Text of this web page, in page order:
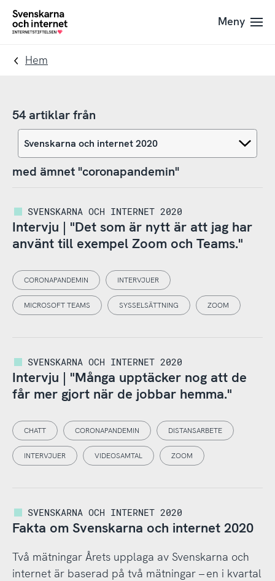
Till
navigation
Till
innehåll
To
Meny
Hem
54 artiklar från
med ämnet "coronapandemin"
SVENSKARNA OCH INTERNET 2020
Intervju | "Det som är nytt är att jag har
använt till exempel Zoom och Teams."
CORONAPANDEMIN INTERVJUER
MICROSOFT TEAMS SYSSELSÄTTNING ZOOM
SVENSKARNA OCH INTERNET 2020
Intervju | "Många upptäcker nog att de
får mer gjort när de jobbar hemma."
CHATT CORONAPANDEMIN DISTANSARBETE
INTERVJUER VIDEOSAMTAL ZOOM
SVENSKARNA OCH INTERNET 2020
Fakta om Svenskarna och internet 2020
Två mätningar Årets upplaga av Svenskarna och
internet är baserad på två mätningar – en i kvartal